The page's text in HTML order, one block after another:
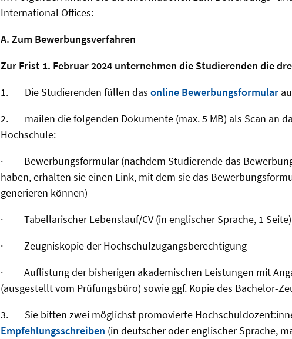
International Offices:
A. Zum Bewerbungsverfahren
Zur Frist 1. Februar 2024 unternehmen die Studierenden die
1.
Die Studierenden füllen das online Bewerbungsformular
2.
mailen die folgenden Dokumente (max. 5 MB) als Scan an
Hochschule:
·
Bewerbungsformular (nachdem Studierende das
haben, erhalten sie einen Link, mit dem sie das
generieren können)
·
Tabellarischer Lebenslauf/CV (in englischer Sprache, 1 Seite)
·
Zeugniskopie der Hochschulzugangsberechtigung
·
Auflistung der bisherigen akademischen Leistungen mit
(ausgestellt vom Prüfungsbüro) sowie ggf. Kopie des Bachelor-
3.
Sie bitten zwei möglichst promovierte
Empfehlungsschreiben (in deutscher oder englischer Sprache,